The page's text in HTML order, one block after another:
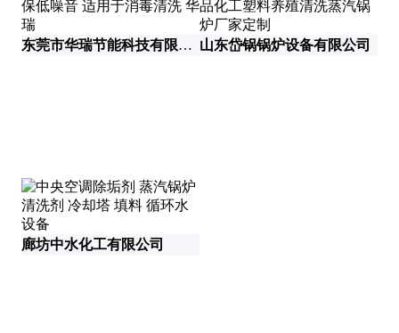
东莞市华瑞节能科技有限公司 山东岱锅锅炉设备有限公司
廊坊中水化工有限公司